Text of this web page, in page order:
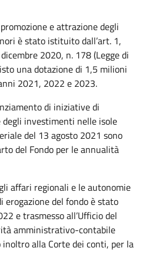
e attrazione degli
è stato istituito dall’art. 1,
2020, n. 178 (Legge di
una dotazione di 1,5 milioni
2021, 2022 e 2023.
di iniziative di
investimenti nelle isole
del 13 agosto 2021 sono
del Fondo per le annualità
affari regionali e le autonomie
erogazione del fondo è stato
e trasmesso all’Ufficio del
amministrativo-contabile
inoltro alla Corte dei conti, per la